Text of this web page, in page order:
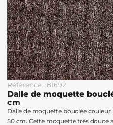
Référence : 81692
Dalle de moquette
cm
Dalle de moquette bouclée
50 cm. Cette moquette très douce